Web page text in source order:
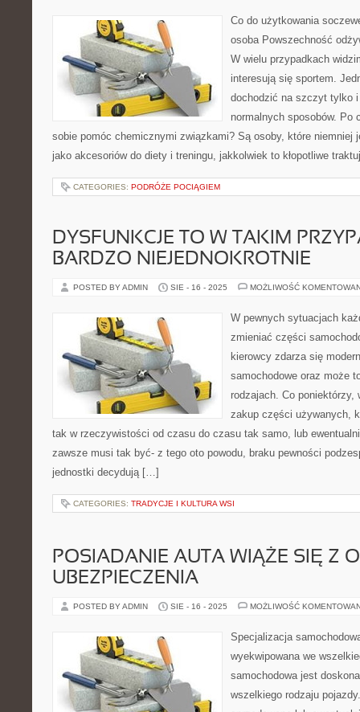
Co do użytkowania
osoba Powszechność
W wielu przypadkach
interesują się sportem.
dochodzić na szczyt tylko i
normalnych sposobów. Po
sobie pomóc chemicznymi związkami? Są osoby, które niemniej
jako akcesoriów do diety i treningu, jakkolwiek to kłopotliwe
CATEGORIES: PODRÓŻE POCIĄGIEM
DYSFUNKCJE TO W TAKIM
BARDZO NIEJEDNOKROTNIE
POSTED BY ADMIN SIE - 16 - 2025 MOŻLIWOŚĆ
W pewnych sytuacjach
zmieniać części
kierowcy zdarza się
samochodowe oraz może
rodzajach. Co
zakup części używanych,
tak w rzeczywistości od czasu do czasu tak samo, lub
zawsze musi tak być- z tego oto powodu, braku pewności
jednostki decydują […]
CATEGORIES: TRADYCJE I KULTURA WSI
POSIADANIE AUTA WIĄŻE SIĘ Z
UBEZPIECZENIA
POSTED BY ADMIN SIE - 16 - 2025 MOŻLIWOŚĆ
Specjalizacja
wyekwipowana we
samochodowa jest
wszelkiego rodzaju